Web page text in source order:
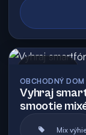
OBCHODNÝ
Vyhraj
smootie
Mix